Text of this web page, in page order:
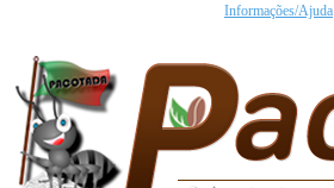
Informações/Ajuda